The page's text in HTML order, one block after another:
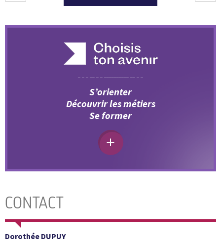
S’orienter
Découvrir les métiers
Se former
CONTACT
Dorothée DUPUY